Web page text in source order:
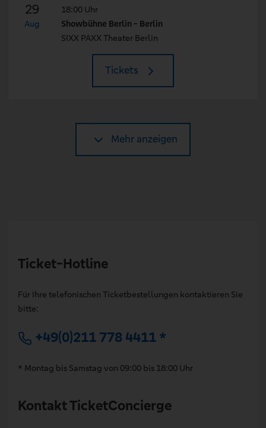
29
Aug
18:00 Uhr
Showbühne Berlin - Berlin
SIXX PAXX Theater Berlin
Tickets
Mehr anzeigen
Ticket-Hotline
Für Ihre telefonischen Ticketbestellungen kontaktieren Sie
bitte:
+49(0)211 778 4411 *
* Montag bis Samstag von 09:00 bis 18:00 Uhr
Kontakt TicketConcierge